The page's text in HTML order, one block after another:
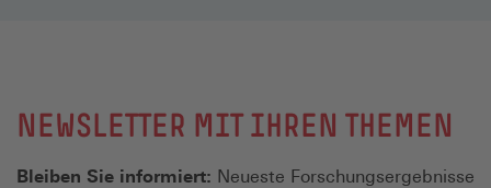
NEWSLETTER MIT IHREN THEMEN
Bleiben Sie informiert: Neueste Forschungsergebnisse